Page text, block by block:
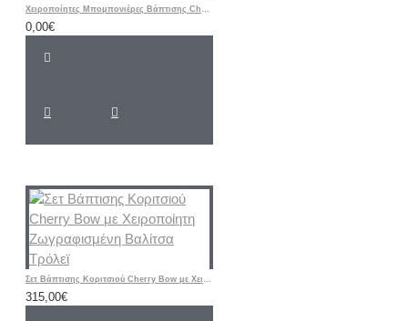
Χειροποίητες Μπομπονιέρες Βάπτισης Cherry – Υφασμάτινα Πορτοφολάκια με Αρχικό Ονόματος
0,00€
Σετ Βάπτισης Κοριτσιού Cherry Bow με Χειροποίητη Ζωγραφισμένη Βαλίτσα Τρόλεϊ
315,00€